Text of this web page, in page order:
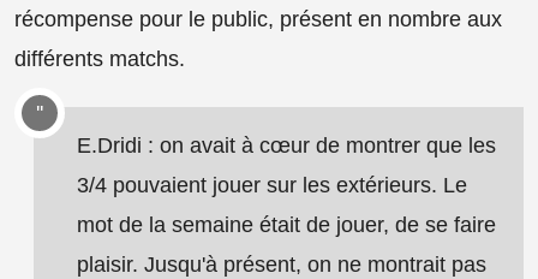
récompense pour le public, présent en nombre aux
différents matchs.
E.Dridi : on avait à cœur de montrer que les
3/4 pouvaient jouer sur les extérieurs. Le
mot de la semaine était de jouer, de se faire
plaisir. Jusqu'à présent, on ne montrait pas